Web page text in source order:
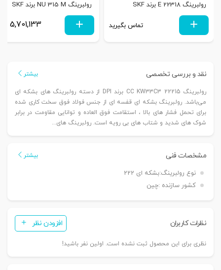
رولبرینگ 22318 E برند SKF
تماس بگیرید
رولبرینگ NU 315 M برند SKF
5,701,133
نقد و بررسی تخصصی بیشتر
رولبرینگ 22215 CC KW33C3 برند DPI از دسته رولبرینگ های بشکه ای
می‌باشد. رولبرینگ بشکه ای قفسه ای از جنس فولاد فوق سخت کاری شده
برای تحمل فشار های بالا ، استقامت فوق العاده و توانایی مقاومت در برابر
شوک های شدید و شتاب های بی رویه است. رولبرینگ های...
مشخصات فنی بیشتر
نوع رولبرینگ:بشکه ای 222
کشور سازنده :چین
نظرات کاربران افزودن نظر
نظری برای این محصول ثبت نشده است. اولین نفر باشید!